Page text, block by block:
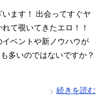
ます！ 出会ってすぐヤ
て覗いてきたエロ！！
ベントや新ノウハウが
多いのではないですか？
続きを読む